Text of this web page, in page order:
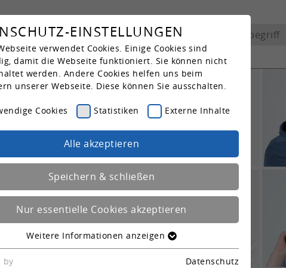
Kar­rie­re
EINSTELLUNGEN
verwendet Cookies. Einige Cookies sind
damit die Webseite funktioniert. Sie können nicht
werden. Andere Cookies helfen uns beim
unserer Webseite. Diese können Sie ausschalten.
Cookies Statistiken Externe Inhalte
Alle akzeptieren
Speichern & schließen
Nur essentielle Cookies akzeptieren
COOKIES
sind notwendig, damit die Webseite
Weitere Informationen anzeigen
by
Datenschutz